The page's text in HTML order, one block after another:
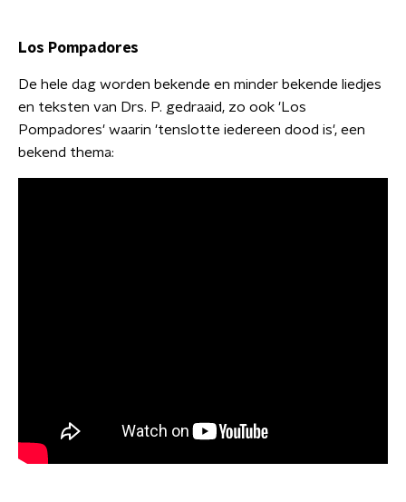
Los Pompadores
De hele dag worden bekende en minder bekende liedjes
en teksten van Drs. P. gedraaid, zo ook 'Los
Pompadores' waarin 'tenslotte iedereen dood is', een
bekend thema: